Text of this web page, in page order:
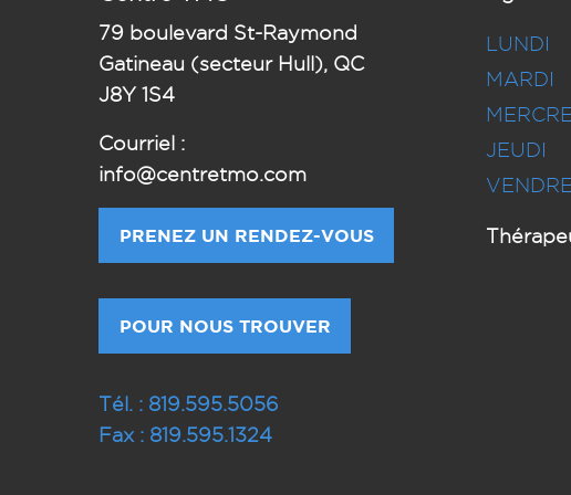
79 boulevard St-Raymond
Gatineau (secteur Hull), QC
J8Y 1S4
Courriel :
info@centretmo.com
PRENEZ UN RENDEZ-VOUS
POUR NOUS TROUVER
Tél. : 819.595.5056
Fax : 819.595.1324
LUNDI
MARDI
JEUDI